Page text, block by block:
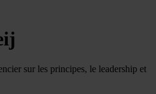
sur les principes, le leadership et